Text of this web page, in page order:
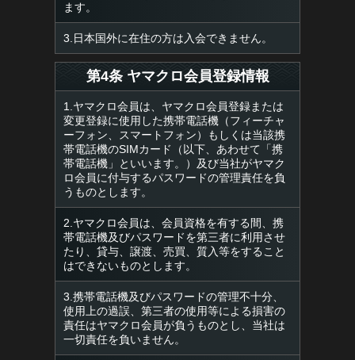
ます。
3.日本国外に在住の方は入会できません。
第4条 ヤマクロ会員登録情報
1.ヤマクロ会員は、ヤマクロ会員登録または
変更登録に使用した携帯電話機（フィーチャ
ーフォン、スマートフォン）もしくは当該携
帯電話機のSIMカード（以下、あわせて「携
帯電話機」といいます。）及び当社がヤマク
ロ会員に付与するパスワードの管理責任を負
うものとします。
2.ヤマクロ会員は、会員資格を有する間、携
帯電話機及びパスワードを第三者に利用させ
たり、貸与、譲渡、売買、質入等をすること
はできないものとします。
3.携帯電話機及びパスワードの管理不十分、
使用上の過誤、第三者の使用等による損害の
責任はヤマクロ会員が負うものとし、当社は
一切責任を負いません。